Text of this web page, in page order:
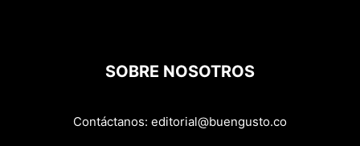
SOBRE NOSOTROS
Contáctanos: editorial@buengusto.co